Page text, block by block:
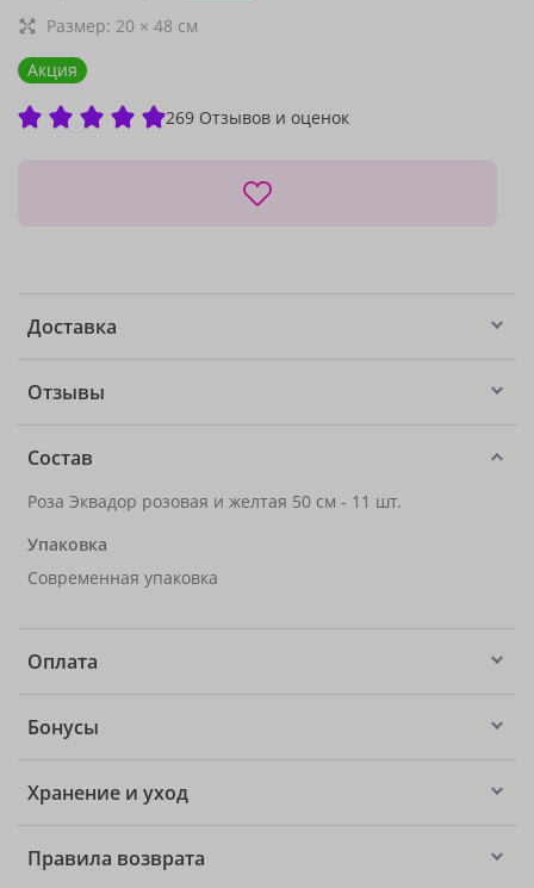
Размер: 20 × 48 см
Акция
269 Отзывов и оценок
Доставка
Отзывы
Состав
Роза Эквадор розовая и желтая 50 см - 11 шт.
Упаковка
Современная упаковка
Оплата
Бонусы
Хранение и уход
Правила возврата